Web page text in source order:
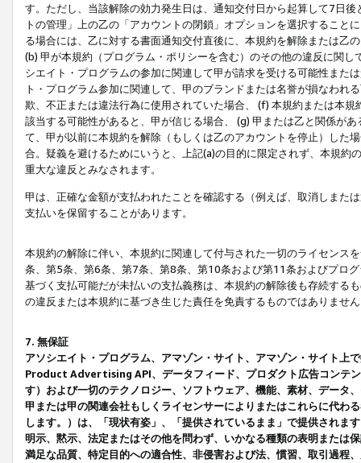
す。ただし、当該解除の効力発生日は、通知交付日から起算して7日
トの管理」上の乙の「アカウントの閉鎖」オプションを選択するこ
る場合には、乙に対する書面通知交付直後に、本規約を解除または乙
(b) 甲が本規約（プログラム・ポリシーを含む）のその他の違反に関
シエイト・プログラムの参加に関連して甲が請求を受ける可能性また
ト・プログラム参加に関連して、甲のブランドまたは名誉が損なわれ
欺、不正または違法行為に使用されていた場合、 (f) 本規約または本
該当する可能性があると、甲が信じる場合、 (g) 甲または乙と関係が
て、甲が以前に本規約を解除（もしくは乙のアカウントを停止）した
合。疑義を避けるためにいうと、上記(a)の目的に限定されず、本規
重大な違反とみなされます。
甲は、正確な金額が支払われたことを確認する（例えば、取消しまた
支払いを保留することがあります。
本規約の解除に伴い、本規約に関連して付与された一切のライセンス
条、第5条、第6条、第7条、第8条、第10条および第11条およびプロ
基づく支払可能だが未払いの支払義務は、本規約の解除後も存続する
の違反または本規約に基づき生じた責任を免責するものではありませ
7. 無保証
アソシエイト・プログラム、アマゾン・サイト、アマゾン・サイト上
Product Advertising API、データフィード、プロダクト広告コンテ
す）および一切のテクノロジー、ソフトウェア、機能、素材、データ
甲または甲の関連会社もしくライセンサーによりまたはこれらに代わ
します。）は、「現状有姿」、「提供されているまま」で提供されま
明示、黙示、法定またはその他を問わず、いかなる種類の表明または
満足な品質、特定目的への適合性、非侵害および法、慣習、取引過程